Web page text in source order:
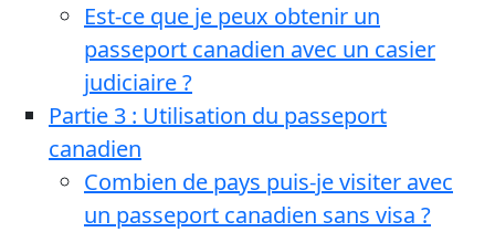
Est-ce que je peux obtenir un
passeport canadien avec un casier
judiciaire ?
Partie 3 : Utilisation du passeport
canadien
Combien de pays puis-je visiter avec
un passeport canadien sans visa ?